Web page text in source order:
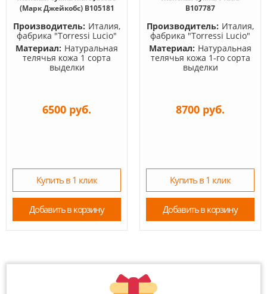
(Марк Джейкобс) B105181
Производитель: Италия,
фабрика "Torressi Lucio"
Материал: Натуральная
телячья кожа 1 сорта
выделки
6500 руб.
Купить в 1 клик
Добавить в корзину
B107787
Производитель: Италия,
фабрика "Torressi Lucio"
Материал: Натуральная
телячья кожа 1-го сорта
выделки
8700 руб.
Купить в 1 клик
Добавить в корзину